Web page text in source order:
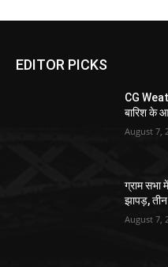
EDITOR PICKS
CG
बारिश के
August 7,
ग्राम सभा
झापड़,
August 7,